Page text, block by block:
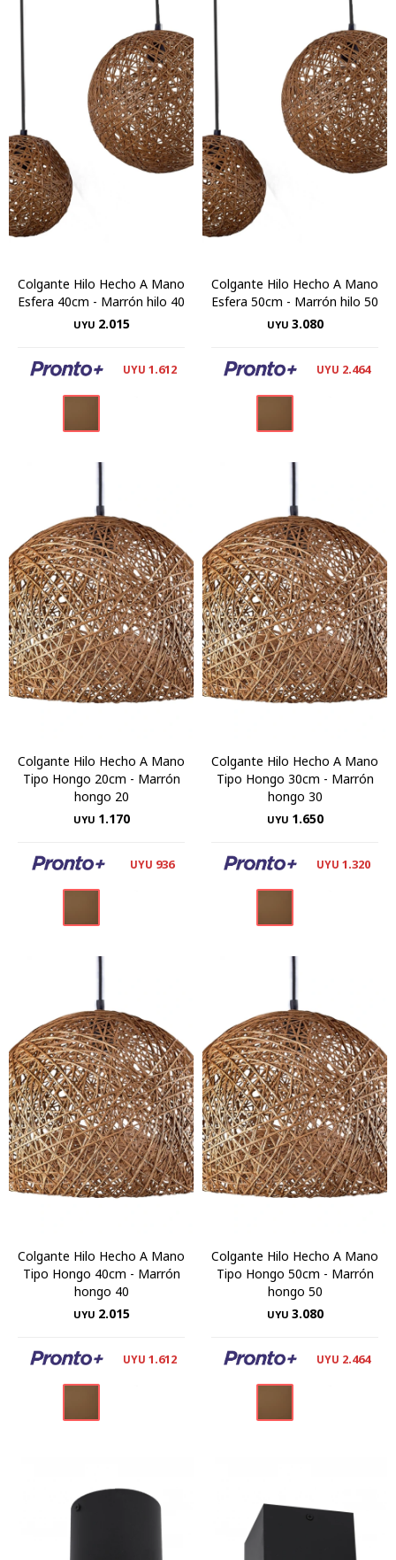
Colgante Hilo Hecho A Mano
Esfera 40cm - Marrón hilo 40
UYU 2.015
UYU 1.612
Colgante Hilo Hecho A Mano
Esfera 50cm - Marrón hilo 50
UYU 3.080
UYU 2.464
Colgante Hilo Hecho A Mano
Tipo Hongo 20cm - Marrón
hongo 20
UYU 1.170
UYU 936
Colgante Hilo Hecho A Mano
Tipo Hongo 30cm - Marrón
hongo 30
UYU 1.650
UYU 1.320
Colgante Hilo Hecho A Mano
Tipo Hongo 40cm - Marrón
hongo 40
UYU 2.015
UYU 1.612
Colgante Hilo Hecho A Mano
Tipo Hongo 50cm - Marrón
hongo 50
UYU 3.080
UYU 2.464